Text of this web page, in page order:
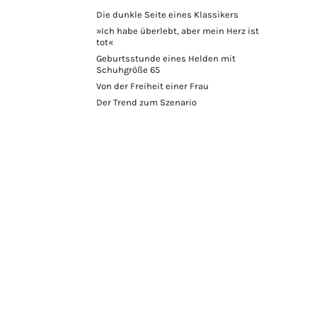
Die dunkle Seite eines Klassikers
»Ich habe überlebt, aber mein Herz ist
tot«
Geburtsstunde eines Helden mit
Schuhgröße 65
Von der Freiheit einer Frau
Der Trend zum Szenario